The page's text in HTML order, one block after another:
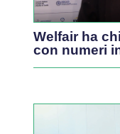
Welfair ha
con numeri